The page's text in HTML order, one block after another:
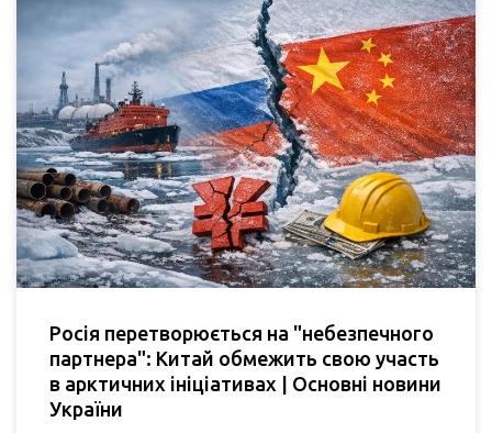
Росія перетворюється на "небезпечного
партнера": Китай обмежить свою участь
в арктичних ініціативах | Основні новини
України